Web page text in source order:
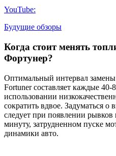
YouTube:
Будущие обзоры
Когда стоит менять
Фортунер?
Оптимальный интервал
Fortuner составляет каждые
использовании
сократить вдвое. Задуматься о
следует при появлении
минуту, затрудненном пуске
динамики авто.